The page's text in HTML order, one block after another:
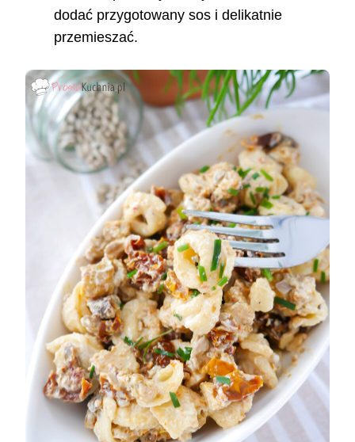
dodać przygotowany sos i delikatnie
przemieszać.